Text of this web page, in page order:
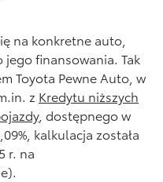
na konkretne auto,
finansowania. Tak
Toyota Pewne Auto, w
z Kredytu niższych
, dostępnego w
kalkulacja została
r. na